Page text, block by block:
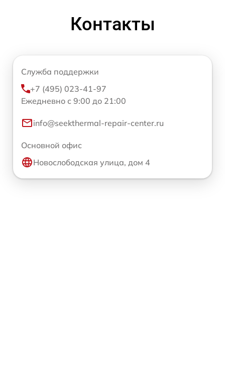
Контакты
Служба поддержки
+7 (495) 023-41-97
Ежедневно с 9:00 до 21:00
info@seekthermal-repair-center.ru
Основной офис
Новослободская улица, дом 4